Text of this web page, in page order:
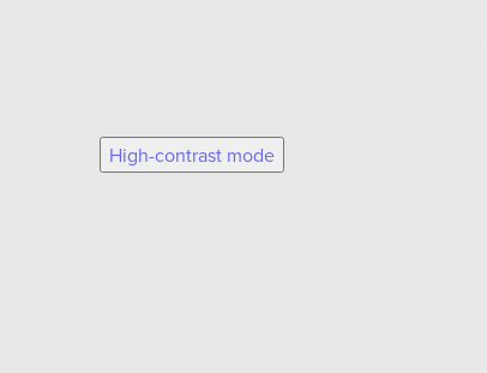
High-contrast mode